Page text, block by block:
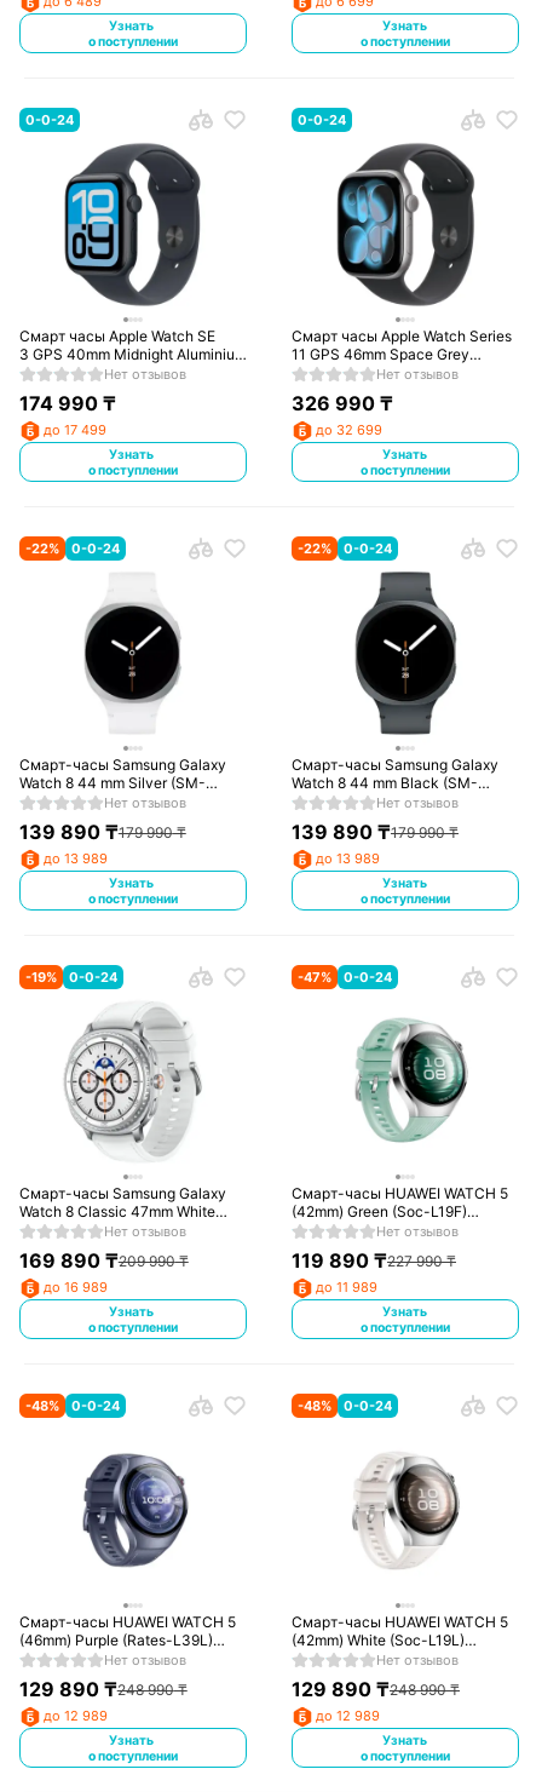
Узнать
о поступлении
Узнать
о поступлении
0-0-24
Смарт часы Apple Watch SE
3 GPS 40mm Midnight Aluminium
Case with Midnight Sport Band -
Нет отзывов
174 990₸
до 17 499
Узнать
о поступлении
0-0-24
Смарт часы Apple Watch Series
11 GPS 46mm Space Grey
Aluminium Case with Black Sport
Нет отзывов
326 990 ₸
до 32 699
Узнать
о поступлении
-22% 0-0-24
Смарт-часы Samsung Galaxy
Watch 8 44 mm Silver (SM-
L330NDAACIS)Нет отзывов
139 890₸179 990₸
до 13 989
Узнать
о поступлении
-22% 0-0-24
Смарт-часы Samsung Galaxy
Watch 8 44 mm Black (SM-
L330NZSACIS)Нет отзывов
139 890 ₸179 990₸
до 13 989
Узнать
о поступлении
-19% 0-0-24
Смарт-часы Samsung Galaxy
Watch 8 Classic 47mm White
(SM-L500NZWACIS)
Нет отзывов
169 890₸209 990₸
до 16 989
Узнать
о поступлении
-47% 0-0-24
Смарт-часы HUAWEI WATCH 5
(42mm) Green (Soc-L19F)
(55020EVS) Нет отзывов
119 890 ₸227 990₸
до 11 989
Узнать
о поступлении
-48% 0-0-24
Смарт-часы HUAWEI WATCH 5
(46mm) Purple (Rates-L39L)
(55020EVL) Нет отзывов
129 890₸248 990₸
до 12 989
Узнать
о поступлении
-48% 0-0-24
Смарт-часы HUAWEI WATCH 5
(42mm) White (Soc-L19L)
(55020EVR) Нет отзывов
129 890 ₸248 990₸
до 12 989
Узнать
о поступлении